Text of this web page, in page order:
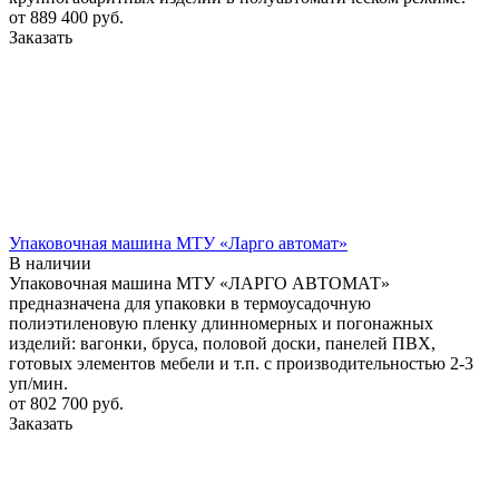
от 889 400 руб.
Заказать
Упаковочная машина МТУ «Ларго автомат»
В наличии
Упаковочная машина МТУ «ЛАРГО АВТОМАТ»
предназначена для упаковки в термоусадочную
полиэтиленовую пленку длинномерных и погонажных
изделий: вагонки, бруса, половой доски, панелей ПВХ,
готовых элементов мебели и т.п. с производительностью 2-3
уп/мин.
от 802 700 руб.
Заказать